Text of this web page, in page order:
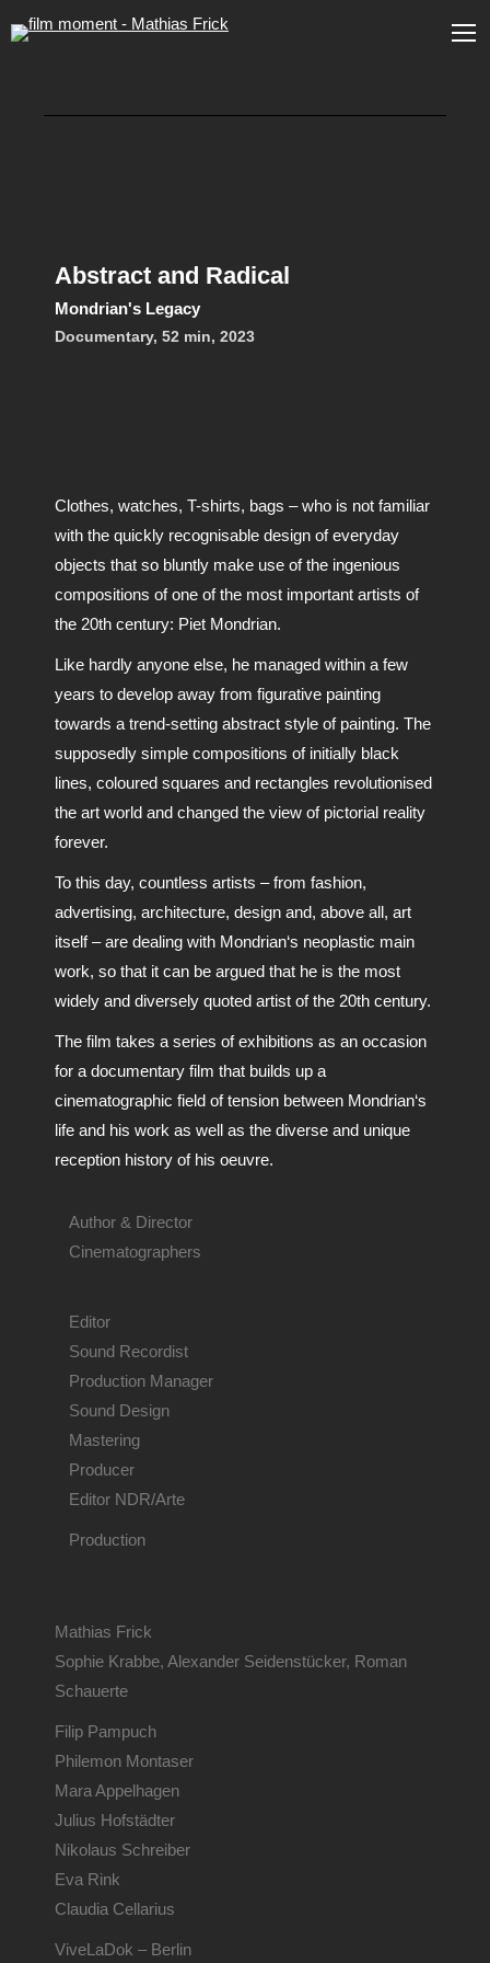
Abstract and Radical
Mondrian's Legacy
Documentary, 52 min, 2023
Clothes, watches, T-shirts, bags – who is not familiar
with the quickly recognisable design of everyday
objects that so bluntly make use of the ingenious
compositions of one of the most important artists of
the 20th century: Piet Mondrian.
Like hardly anyone else, he managed within a few
years to develop away from figurative painting
towards a trend-setting abstract style of painting. The
supposedly simple compositions of initially black
lines, coloured squares and rectangles revolutionised
the art world and changed the view of pictorial reality
forever.
To this day, countless artists – from fashion,
advertising, architecture, design and, above all, art
itself – are dealing with Mondrian‘s neoplastic main
work, so that it can be argued that he is the most
widely and diversely quoted artist of the 20th century.
The film takes a series of exhibitions as an occasion
for a documentary film that builds up a
cinematographic field of tension between Mondrian‘s
life and his work as well as the diverse and unique
reception history of his oeuvre.
Author & Director
Cinematographers
Editor
Sound Recordist
Production Manager
Sound Design
Mastering
Producer
Editor NDR/Arte
Production
Mathias Frick
Sophie Krabbe, Alexander Seidenstücker, Roman
Schauerte
Filip Pampuch
Philemon Montaser
Mara Appelhagen
Julius Hofstädter
Nikolaus Schreiber
Eva Rink
Claudia Cellarius
ViveLaDok – Berlin